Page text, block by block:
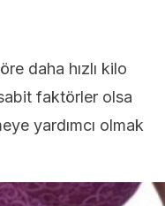
daha hızlı kilo
faktörler olsa
yardımcı olmak